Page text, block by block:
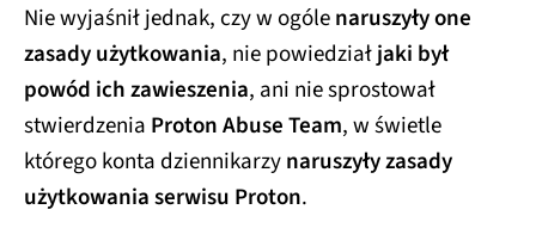
Nie wyjaśnił jednak, czy w ogólenaruszyły one
zasady użytkowania, nie powiedziałjaki był
powód ich zawieszenia, ani nie sprostował
stwierdzenia Proton Abuse Team, w świetle
którego konta dziennikarzynaruszyły zasady
użytkowania serwisu Proton.